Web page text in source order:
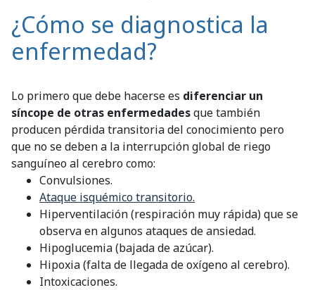
¿Cómo se diagnostica la
enfermedad?
Lo primero que debe hacerse es diferenciar un
síncope de otras enfermedadesque también
producen pérdida transitoria del conocimiento pero
que no se deben a la interrupción global de riego
sanguíneo al cerebro como:
Convulsiones.
Ataque isquémico transitorio.
Hiperventilación (respiración muy rápida) que se
observa en algunos ataques de ansiedad.
Hipoglucemia (bajada de azúcar).
Hipoxia (falta de llegada de oxígeno al cerebro).
Intoxicaciones.